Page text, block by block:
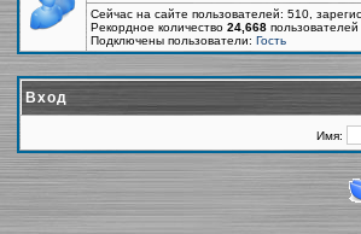
Сейчас на сайте пользователей: 510,
Рекордное количество 24,668
Подключены пользователи: Гость
Вход
Имя: